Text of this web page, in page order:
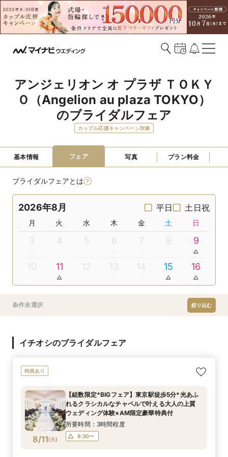
アンジェリオン オ プラザ ＴＯＫＹ
Ｏ（Angelion au plaza TOKYO）
のブライダルフェア
カップル応援キャンペーン対象
基本情報 フェア 写真 プラン料金
ブライダルフェアとは
2026年8月 平日 土日祝
月 火 水 木 金 土 日
3 4 5 6 7 8 9
10 11 12 13 14 15 16
条件未選択 絞り込む
イチオシのブライダルフェア
特典あり
8/11(火)
【組数限定*BIGフェア】東京駅徒歩5分*光あふ
れるクラシカルなチャペルで叶える大人の上質
ウェディング体験×AM限定豪華特典付
所要時間：3時間程度
9:30〜